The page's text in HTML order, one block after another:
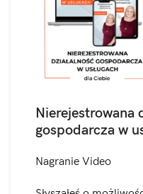
Nierejestrowana
gospodarcza w
Nagranie Video